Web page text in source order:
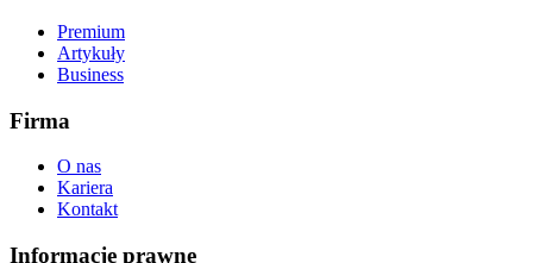
Premium
Artykuły
Business
Firma
O nas
Kariera
Kontakt
Informacje prawne